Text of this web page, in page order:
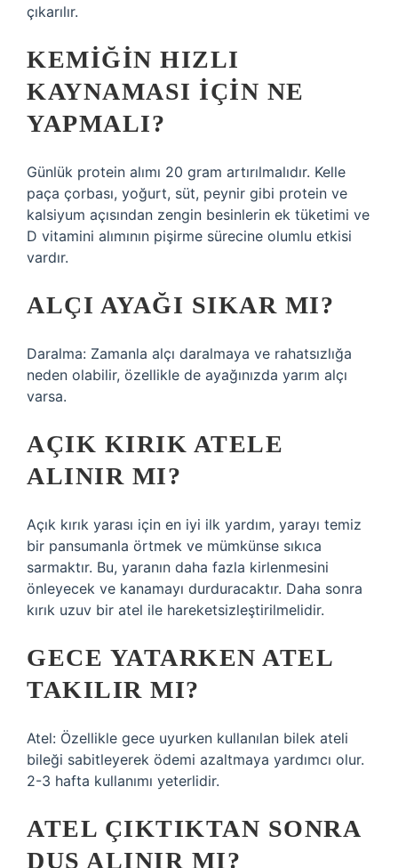
çıkarılır.
KEMIĞIN HIZLI
KAYNAMASI IÇIN NE
YAPMALI?
Günlük protein alımı 20 gram artırılmalıdır. Kelle
paça çorbası, yoğurt, süt, peynir gibi protein ve
kalsiyum açısından zengin besinlerin ek tüketimi ve
D vitamini alımının pişirme sürecine olumlu etkisi
vardır.
ALÇI AYAĞI SIKAR MI?
Daralma: Zamanla alçı daralmaya ve rahatsızlığa
neden olabilir, özellikle de ayağınızda yarım alçı
varsa.
AÇIK KIRIK ATELE
ALINIR MI?
Açık kırık yarası için en iyi ilk yardım, yarayı temiz
bir pansumanla örtmek ve mümkünse sıkıca
sarmaktır. Bu, yaranın daha fazla kirlenmesini
önleyecek ve kanamayı durduracaktır. Daha sonra
kırık uzuv bir atel ile hareketsizleştirilmelidir.
GECE YATARKEN ATEL
TAKILIR MI?
Atel: Özellikle gece uyurken kullanılan bilek ateli
bileği sabitleyerek ödemi azaltmaya yardımcı olur.
2-3 hafta kullanımı yeterlidir.
ATEL ÇIKTIKTAN SONRA
DUŞ ALINIR MI?